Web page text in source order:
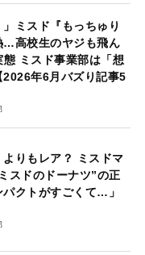
」ミスド『もっちゅり
…高校生のヤジも飛ん
態 ミスド事業部は「想
2026年6月バズり記事5
よりもレア？ ミスドマ
スドのドーナツ”の正
クトがすごくて…」